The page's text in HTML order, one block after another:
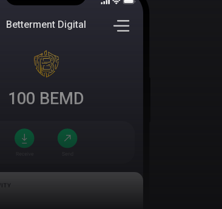
Betterment Digital
100 BEMD